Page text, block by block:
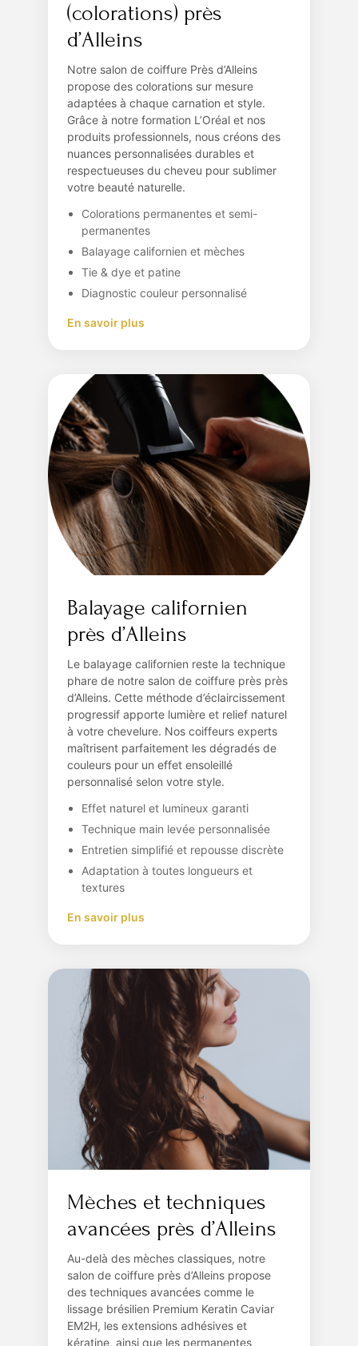
(colorations) près
d’Alleins
Notre salon de coiffure Près d’Alleins
propose des colorations sur mesure
adaptées à chaque carnation et style.
Grâce à notre formation L’Oréal et nos
produits professionnels, nous créons des
nuances personnalisées durables et
respectueuses du cheveu pour sublimer
votre beauté naturelle.
Colorations permanentes et semi-
permanentes
Balayage californien et mèches
Tie & dye et patine
Diagnostic couleur personnalisé
En savoir plus
Balayage californien
près d’Alleins
Le balayage californien reste la technique
phare de notre salon de coiffure près près
d’Alleins. Cette méthode d’éclaircissement
progressif apporte lumière et relief naturel
à votre chevelure. Nos coiffeurs experts
maîtrisent parfaitement les dégradés de
couleurs pour un effet ensoleillé
personnalisé selon votre style.
Effet naturel et lumineux garanti
Technique main levée personnalisée
Entretien simplifié et repousse discrète
Adaptation à toutes longueurs et
textures
En savoir plus
Mèches et techniques
avancées près d’Alleins
Au-delà des mèches classiques, notre
salon de coiffure près d’Alleins propose
des techniques avancées comme le
lissage brésilien Premium Keratin Caviar
EM2H, les extensions adhésives et
kératine, ainsi que les permanentes